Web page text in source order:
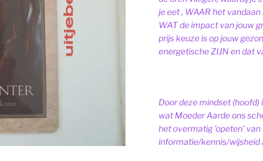
je eet , WAAR het
WAT de impact van jouw
prijs keuze is op jouw
energetische ZIJN en dat
Door deze mindset (hoofd)
wat Moeder Aarde ons
het overmatig 'opeten' van
informatie/kennis/wijsheid